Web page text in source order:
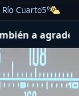
Río Cuarto5°
El